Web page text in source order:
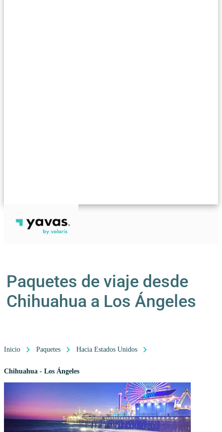
Paquetes de viaje desde
Chihuahua a Los Ángeles
Inicio Paquetes Hacia Estados Unidos
Chihuahua - Los Ángeles